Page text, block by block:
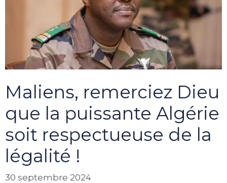
Maliens, remerciez Dieu
que la puissante Algérie
soit respectueuse de la
légalité !
30 septembre 2024